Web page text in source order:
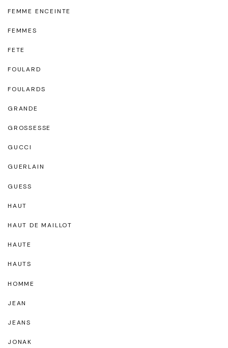
FEMME ENCEINTE
FEMMES
FETE
FOULARD
FOULARDS
GRANDE
GROSSESSE
GUCCI
GUERLAIN
GUESS
HAUT
HAUT DE MAILLOT
HAUTE
HAUTS
HOMME
JEAN
JEANS
JONAK